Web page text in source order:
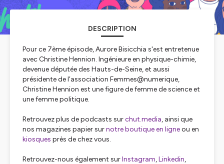
DESCRIPTION
Pour ce 7ème épisode, Aurore Bisicchia s'est entretenue
avec Christine Hennion. Ingénieure en physique-chimie,
devenue députée des Hauts-de-Seine, et aussi
présidente de l’association Femmes@numerique,
Christine Hennion est une figure de femme de science et
une femme politique.
Retrouvez plus de podcasts surchut.media, ainsi que
nos magazines papier surnotre boutique en ligneou en
kiosques près de chez vous.
Retrouvez-nous également surInstagram,Linkedin,